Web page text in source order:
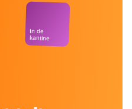
In de
kantine